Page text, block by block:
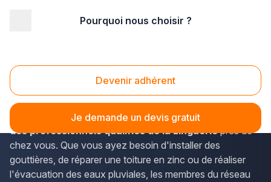
Pourquoi nous choisir ?
Devenir adhérent
Je demande un devis gratuit
Zinguerie Metz (57070)
Vous recherchez un artisan zingueur de confiance à Metz
La solution Plus que pro vous met en relation avec
des professionnels qualifiés de la zinguerieprès de
chez vous. Que vous ayez besoin d'installer des
gouttières, de réparer une toiture en zinc ou de réaliser
l'évacuation des eaux pluviales, les membres du réseau